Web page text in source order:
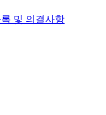
및 의결사항